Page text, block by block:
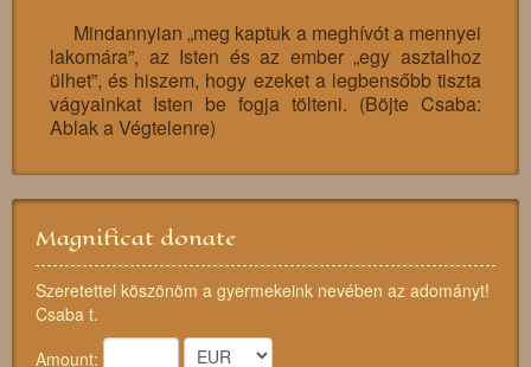
Mindannyian „meg kaptuk a meghívót a mennyei
lakomára”, az Isten és az ember „egy asztalhoz
ülhet”, és hiszem, hogy ezeket a legbensőbb tiszta
vágyainkat Isten be fogja tölteni. (Böjte Csaba:
Ablak a Végtelenre)
Magnificat donate
Szeretettel köszönöm a gyermekeink nevében az adományt!
Csaba t.
Amount: